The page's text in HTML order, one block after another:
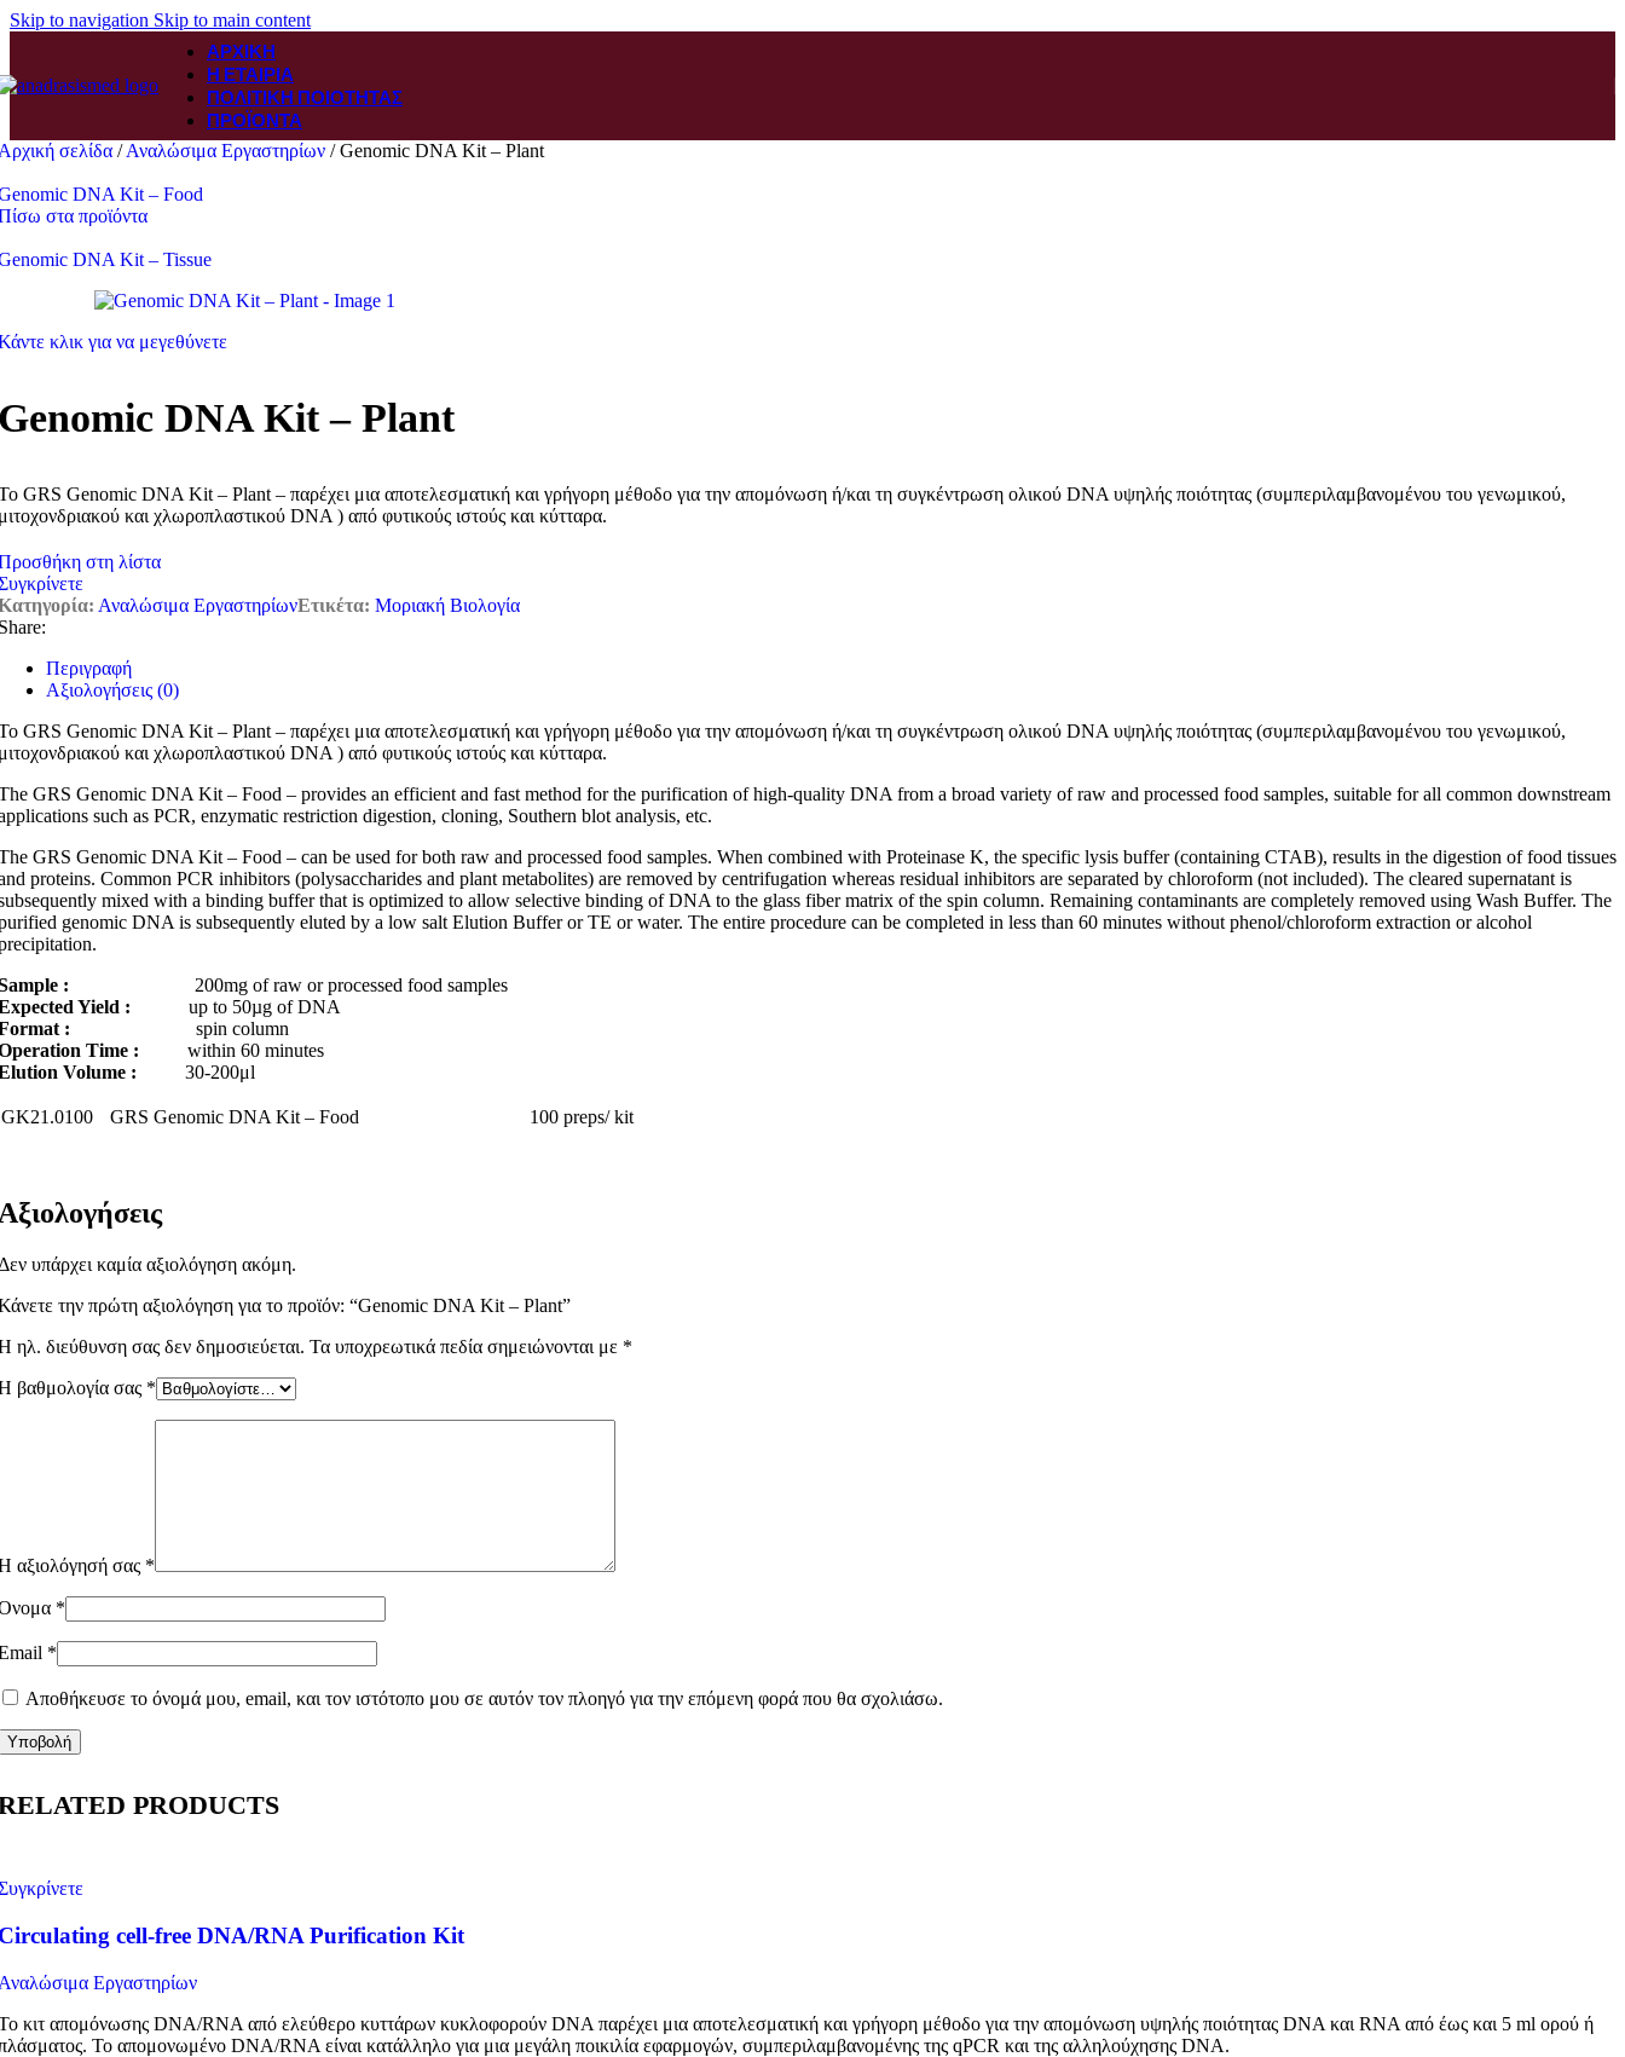
Skip to navigation Skip to main content
ΑΡΧΙΚΉ
Η ΕΤΑΙΡΊΑ
ΠΟΛΙΤΙΚΉ ΠΟΙΌΤΗΤΑΣ
ΠΡΟΪΌΝΤΑ
σελίδα / Αναλώσιμα Εργαστηρίων / Genomic DNA Kit – Plant
DNA Kit – Food
στα προϊόντα
DNA Kit – Tissue
κλικ για να μεγεθύνετε
DNA Kit – Plant
GRS Genomic DNA Kit – Plant – παρέχει μια αποτελεσματική και γρήγορη μέθοδο για την απομόνωση ή/και τη συγκέντρωση ολικού DNA υψηλής ποιότητας (συμπεριλαμβανομένου του γενωμικού,
και χλωροπλαστικού DNA ) από φυτικούς ιστούς και κύτταρα.
στη λίστα
Αναλώσιμα ΕργαστηρίωνΕτικέτα: Μοριακή Βιολογία
Περιγραφή
Αξιολογήσεις (0)
GRS Genomic DNA Kit – Plant – παρέχει μια αποτελεσματική και γρήγορη μέθοδο για την απομόνωση ή/και τη συγκέντρωση ολικού DNA υψηλής ποιότητας (συμπεριλαμβανομένου του γενωμικού,
και χλωροπλαστικού DNA ) από φυτικούς ιστούς και κύτταρα.
GRS Genomic DNA Kit – Food – provides an efficient and fast method for the purification of high-quality DNA from a broad variety of raw and processed food samples, suitable for all common downstream
such as PCR, enzymatic restriction digestion, cloning, Southern blot analysis, etc.
GRS Genomic DNA Kit – Food – can be used for both raw and processed food samples. When combined with Proteinase K, the specific lysis buffer (containing CTAB), results in the digestion of food tissues
proteins. Common PCR inhibitors (polysaccharides and plant metabolites) are removed by centrifugation whereas residual inhibitors are separated by chloroform (not included). The cleared supernatant is
mixed with a binding buffer that is optimized to allow selective binding of DNA to the glass fiber matrix of the spin column. Remaining contaminants are completely removed using Wash Buffer. The
genomic DNA is subsequently eluted by a low salt Elution Buffer or TE or water. The entire procedure can be completed in less than 60 minutes without phenol/chloroform extraction or alcohol
:
200mg of raw or processed food samples
Yield :
up to 50µg of DNA
:
spin column
Time :
within 60 minutes
Volume :
30-200μl
GK21.0100 GRS Genomic DNA Kit – Food 100 preps/ kit
υπάρχει καμία αξιολόγηση ακόμη.
την πρώτη αξιολόγηση για το προϊόν: “Genomic DNA Kit – Plant”
ηλ. διεύθυνση σας δεν δημοσιεύεται. Τα υποχρεωτικά πεδία σημειώνονται με *
βαθμολογία σας *
αξιολόγησή σας *
*
*
Αποθήκευσε το όνομά μου, email, και τον ιστότοπο μου σε αυτόν τον πλοηγό για την επόμενη φορά που θα σχολιάσω.
PRODUCTS
cell-free DNA/RNA Purification Kit
Εργαστηρίων
κιτ απομόνωσης DNA/RNA από ελεύθερο κυττάρων κυκλοφορούν DNA παρέχει μια αποτελεσματική και γρήγορη μέθοδο για την απομόνωση υψηλής ποιότητας DNA και RNA από έως και 5 ml ορού ή
Το απομονωμένο DNA/RNA είναι κατάλληλο για μια μεγάλη ποικιλία εφαρμογών, συμπεριλαμβανομένης της qPCR και της αλληλούχησης DNA.